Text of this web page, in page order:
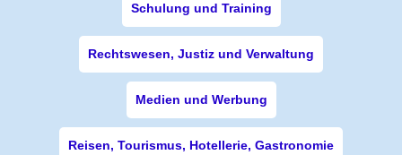
Schulung und Training
Rechtswesen, Justiz und Verwaltung
Medien und Werbung
Reisen, Tourismus, Hotellerie, Gastronomie